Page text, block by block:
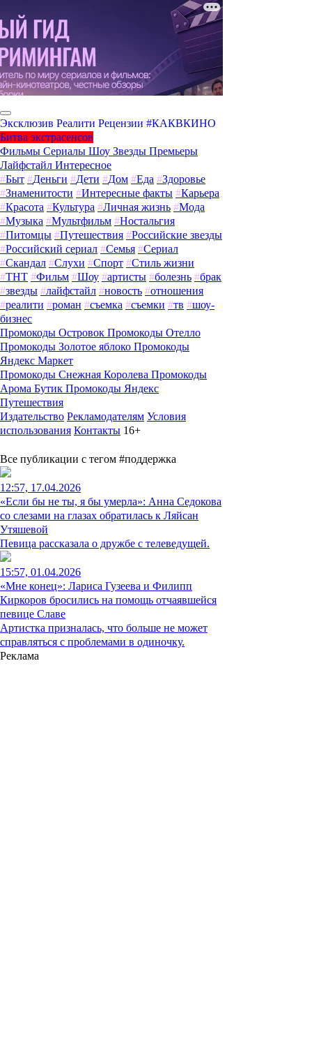
Эксклюзив Реалити Рецензии #КАКВКИНО
Битва экстрасенсов
Фильмы Сериалы Шоу Звезды Премьеры
Лайфстайл Интересное
#Быт #Деньги #Дети #Дом #Еда #Здоровье
#Знаменитости #Интересные факты #Карьера
#Красота #Культура #Личная жизнь #Мода
#Музыка #Мультфильм #Ностальгия
#Питомцы #Путешествия #Российские звезды
#Российский сериал #Семья #Сериал
#Скандал #Слухи #Спорт #Стиль жизни
#ТНТ #Фильм #Шоу #артисты #болезнь #брак
#звезды #лайфстайл #новость #отношения
#реалити #роман #съемка #съемки #тв #шоу-
бизнес
Промокоды Островок Промокоды Отелло
Промокоды Золотое яблоко Промокоды
Яндекс Маркет
Промокоды Снежная Королева Промокоды
Арома Бутик Промокоды Яндекс
Путешествия
Издательство Рекламодателям Условия
использования Контакты 16+
Все публикации с тегом #поддержка
12:57, 17.04.2026
«Если бы не ты, я бы умерла»: Анна Седокова
со слезами на глазах обратилась к Ляйсан
Утяшевой
Певица рассказала о дружбе с телеведущей.
15:57, 01.04.2026
«Мне конец»: Лариса Гузеева и Филипп
Киркоров бросились на помощь отчаявшейся
певице Славе
Артистка призналась, что больше не может
справляться с проблемами в одиночку.
Реклама